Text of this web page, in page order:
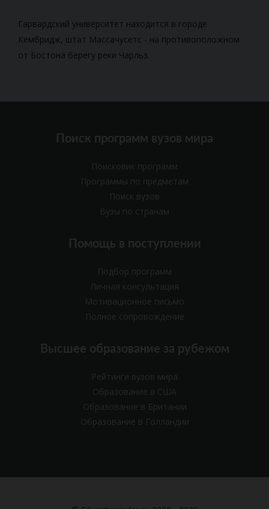
Гарвардский университет находится в городе
Кембридж, штат Массачусетс - на противоположном
от Бостона берегу реки Чарльз.
Поиск программ вузов мира
Поисковик программ
Программы по предметам
Поиск вузов
Вузы по странам
Помощь в поступлении
Подбор программ
Личная консультация
Мотивационное письмо
Полное сопровождение
Высшее образование за рубежом
Рейтинги вузов мира
Образование в США
Образование в Британии
Образование в Голландии